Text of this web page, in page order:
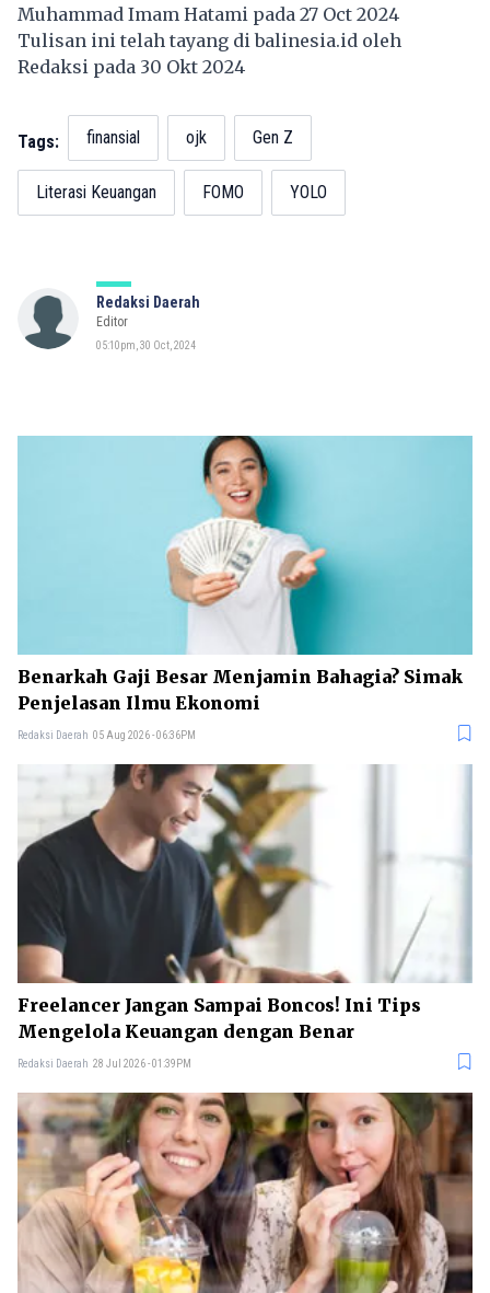
Muhammad Imam Hatami pada 27 Oct 2024
Tulisan ini telah tayang dibalinesia.id oleh
Redaksi pada 30 Okt 2024
Tags: finansial ojk Gen Z
Literasi Keuangan FOMO YOLO
Redaksi Daerah
Editor
05:10pm, 30 Oct, 2024
Benarkah Gaji Besar Menjamin Bahagia? Simak
Penjelasan Ilmu Ekonomi
Redaksi Daerah 05 Aug 2026 - 06:36PM
Freelancer Jangan Sampai Boncos! Ini Tips
Mengelola Keuangan dengan Benar
Redaksi Daerah 28 Jul 2026 - 01:39PM